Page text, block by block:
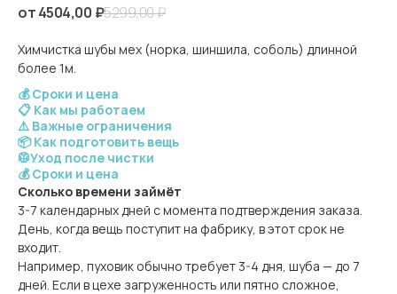
4504,00 ₽5299,00₽
Химчистка шубы мех (норка, шиншила, соболь) длинной
более 1м.
💰 Сроки и цена
📋 Как мы работаем
⚠️ Важные ограничения
📦 Как подготовить вещь
🥼Уход после чистки
💰 Сроки и цена
Сколько времени займёт
3-7 календарных дней с момента подтверждения заказа.
День, когда вещь поступит на фабрику, в этот срок не
входит.
Например, пуховик обычно требует 3-4 дня, шуба — до 7
дней. Если в цехе загруженность или пятно сложное,